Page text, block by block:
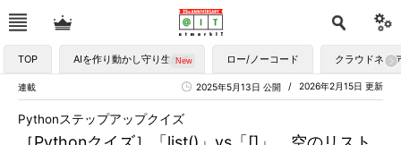
TOP AIを作り動かし守り生かす ロー/ノーコード クラウドネイ
連載 2026年2月15日 更新
2025年5月13日 公開
Pythonステップアップクイズ